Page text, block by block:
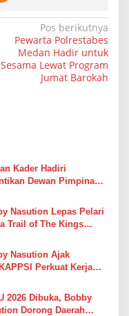
Pos berikutnya
Pewarta Polrestabes
Medan Hadir untuk
Sesama Lewat Program
Jumat Barokah
Kader Hadiri
Dewan Pimpinan
Indonesia
Sumatera Utara
Nasution Lepas Pelari
Trail of The Kings
Lewat Sport
Nasution Ajak
Perkuat Kerja
Pangan dan
Inflasi
2026 Dibuka, Bobby
Dorong Daerah